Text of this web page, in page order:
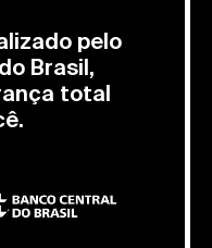
pelo
Brasil,
total